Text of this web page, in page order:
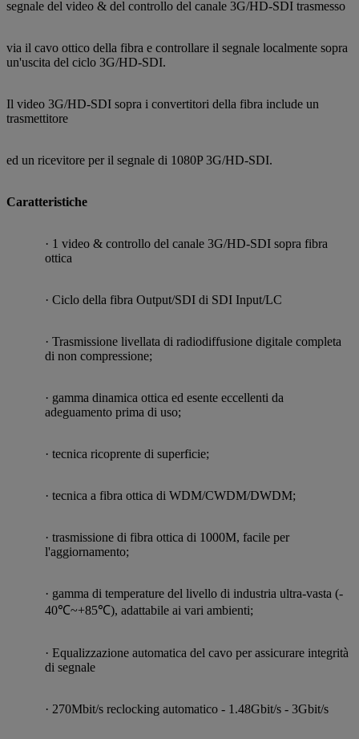
segnale del video & del controllo del canale 3G/HD-SDI trasmesso
via il cavo ottico della fibra e controllare il segnale localmente sopra
un'uscita del ciclo 3G/HD-SDI.
Il video 3G/HD-SDI sopra i convertitori della fibra include un
trasmettitore
ed un ricevitore per il segnale di 1080P 3G/HD-SDI.
Caratteristiche
· 1 video & controllo del canale 3G/HD-SDI sopra fibra
ottica
· Ciclo della fibra Output/SDI di SDI Input/LC
· Trasmissione livellata di radiodiffusione digitale completa
di non compressione;
· gamma dinamica ottica ed esente eccellenti da
adeguamento prima di uso;
· tecnica ricoprente di superficie;
· tecnica a fibra ottica di WDM/CWDM/DWDM;
· trasmissione di fibra ottica di 1000M, facile per
l'aggiornamento;
· gamma di temperature del livello di industria ultra-vasta (-
40℃~+85℃), adattabile ai vari ambienti;
· Equalizzazione automatica del cavo per assicurare integrità
di segnale
· 270Mbit/s reclocking automatico - 1.48Gbit/s - 3Gbit/s